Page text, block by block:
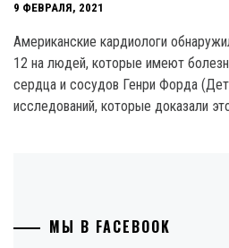
9 ФЕВРАЛЯ, 2021
Американские кардиологи
12 на людей, которые имеют
сердца и сосудов Генри Форда
исследований, которые доказали
МЫ В FACEBOOK